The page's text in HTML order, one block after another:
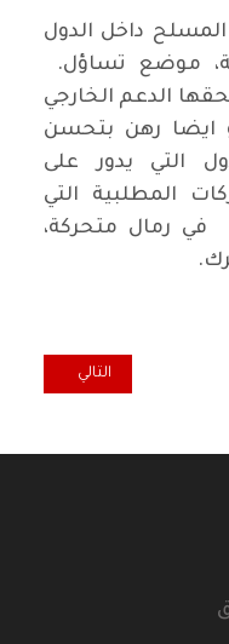
داخل الدول
موضع تساؤل.
الدعم الخارجي
ايضا رهن بتحسن
التي يدور على
المطلبية التي
في رمال متحركة،
/ سمير عادلالمقال التالي:
التالي